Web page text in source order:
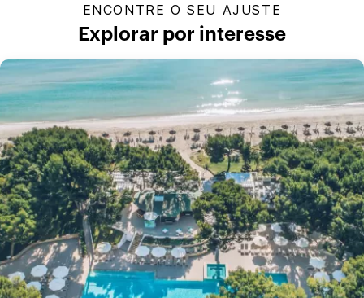
ENCONTRE O SEU AJUSTE
Explorar por interesse